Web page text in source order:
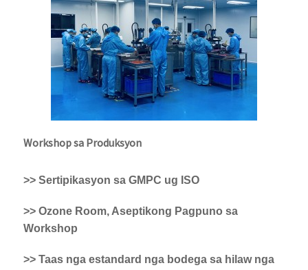
Workshop sa Produksyon
>> Sertipikasyon sa GMPC ug ISO
>> Ozone Room, Aseptikong Pagpuno sa
Workshop
>> Taas nga estandard nga bodega sa hilaw nga